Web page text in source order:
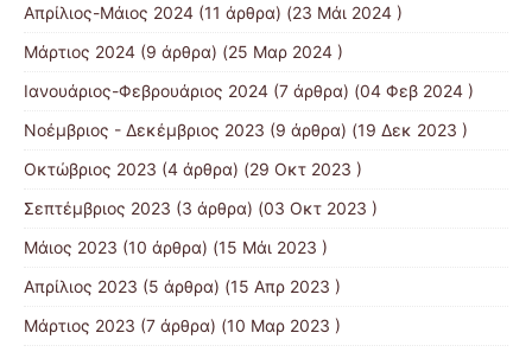
Απρίλιος-Μάιος 2024 (11 άρθρα) (23 Μάι 2024 )
Μάρτιος 2024 (9 άρθρα) (25 Μαρ 2024 )
Ιανουάριος-Φεβρουάριος 2024 (7 άρθρα) (04 Φεβ 2024 )
Νοέμβριος - Δεκέμβριος 2023 (9 άρθρα) (19 Δεκ 2023 )
Οκτώβριος 2023 (4 άρθρα) (29 Οκτ 2023 )
Σεπτέμβριος 2023 (3 άρθρα) (03 Οκτ 2023 )
Μάιος 2023 (10 άρθρα) (15 Μάι 2023 )
Απρίλιος 2023 (5 άρθρα) (15 Απρ 2023 )
Μάρτιος 2023 (7 άρθρα) (10 Μαρ 2023 )